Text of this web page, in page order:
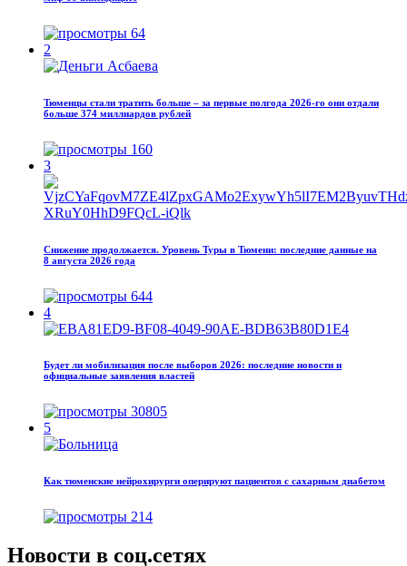
64
2
Тюменцы стали тратить больше – за первые полгода 2026-го они отдали
больше 374 миллиардов рублей
160
3
Снижение продолжается. Уровень Туры в Тюмени: последние данные на
8 августа 2026 года
644
4
Будет ли мобилизация после выборов 2026: последние новости и
официальные заявления властей
30805
5
Как тюменские нейрохирурги оперируют пациентов с сахарным диабетом
214
Новости в соц.сетях